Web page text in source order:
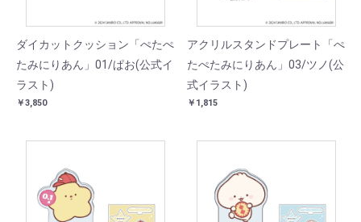
ダイカットクッション「ぺたぺ
たみにりあん」01/ぱお(公式イ
ラスト)
￥3,850
アクリルスタンドプレート「ぺ
たぺたみにりあん」03/ツノ(公
式イラスト)
￥1,815